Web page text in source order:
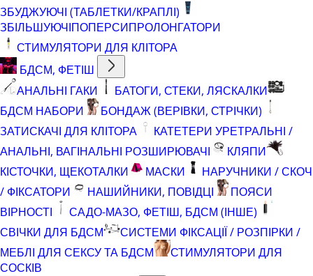
ЗБУДЖУЮЧІ (ТАБЛЕТКИ/КРАПЛІ)
ЗБІЛЬШУЮЧІПОПЕРСИПРОЛОНГАТОРИ
СТИМУЛЯТОРИ ДЛЯ КЛІТОРА
БДСМ, ФЕТІШ
АНАЛЬНІ ГАКИ
БАТОГИ, СТЕКИ, ЛЯСКАЛКИ
БДСМ НАБОРИ
БОНДАЖ (ВЕРІВКИ, СТРІЧКИ)
ЗАТИСКАЧІ ДЛЯ КЛІТОРА
КАТЕТЕРИ УРЕТРАЛЬНІ /
АНАЛЬНІ, ВАГІНАЛЬНІ РОЗШИРЮВАЧІ
КЛЯПИ
КІСТОЧКИ, ЩЕКОТАЛКИ
МАСКИ
НАРУЧНИКИ / СКОЧ
/ ФІКСАТОРИ
НАШИЙНИКИ, ПОВІДЦІ
ПОЯСИ
ВІРНОСТІ
САДО-МАЗО, ФЕТІШ, БДСМ (ІНШЕ)
СВІЧКИ ДЛЯ БДСМ
СИСТЕМИ ФІКСАЦІЇ / РОЗПІРКИ /
МЕБЛІ ДЛЯ СЕКСУ ТА БДСМ
СТИМУЛЯТОРИ ДЛЯ
СОСКІВ